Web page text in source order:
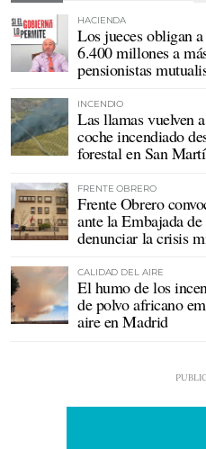
HACIENDA
Los jueces obligan
6.400 millones a
pensionistas
INCENDIO
Las llamas vuelven
coche incendiado
forestal en San
FRENTE OBRERO
Frente Obrero
ante la Embajada
denunciar la crisis
CALIDAD DEL AIRE
El humo de los
de polvo africano
aire en Madrid